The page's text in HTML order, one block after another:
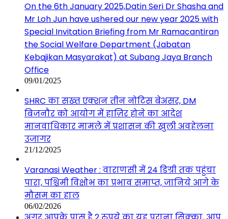
On the 6th January 2025,Datin Seri Dr Shasha and
Mr Loh Jun have ushered our new year 2025 with
Special Invitation Briefing from Mr Ramacantiran
the Social Welfare Department (Jabatan
Kebajikan Masyarakat) at Subang Jaya Branch
Office
09/01/2025
SHRC का सख्त एक्शन तीन नोटिस बेअसर, DM
बिजनौर को आयोग में हाज़िर होने का आदेश
मानवाधिकार मामले में प्रशासन की खुली अवहेलना
उजागर
21/12/2025
Varanasi Weather : वाराणसी में 24 डिग्री तक पहुंचा
पारा, पश्चिमी विक्षोभ का प्रभाव समाप्त, जानिये आगे के
मौसम का हाल
06/02/2026